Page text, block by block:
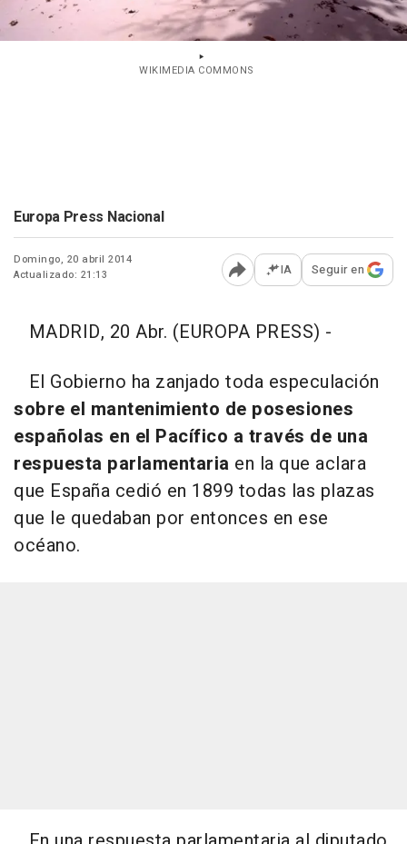
WIKIMEDIA COMMONS
Europa Press Nacional
Domingo, 20 abril 2014
Actualizado: 21:13
Abrir opciones para
IA Seguir en
MADRID, 20 Abr. (EUROPA PRESS) -
El Gobierno ha zanjado toda especulación
sobre el mantenimiento de posesiones
españolas en el Pacífico a través de una
respuesta parlamentaria en la que aclara
que España cedió en 1899 todas las plazas
que le quedaban por entonces en ese
océano.